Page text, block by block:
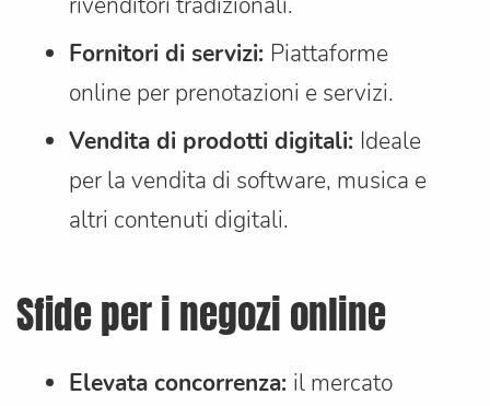
Fornitori di servizi: Piattaforme
online per prenotazioni e servizi.
Vendita di prodotti digitali: Ideale
per la vendita di software, musica e
altri contenuti digitali.
Sfide per i negozi online
Elevata concorrenza: il mercato